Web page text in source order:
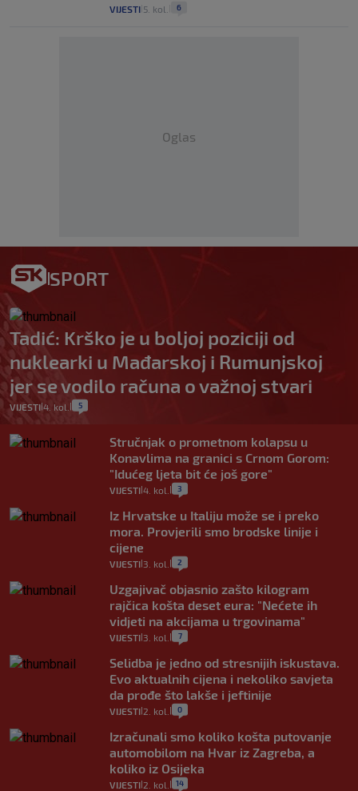
VIJESTI 5. kol. 6
Oglas
SPORT
Tadić: Krško je u boljoj poziciji od
nuklearki u Mađarskoj i Rumunjskoj
jer se vodilo računa o važnoj stvari
VIJESTI|4. kol. 5
Stručnjak o prometnom kolapsu u
Konavlima na granici s Crnom Gorom:
"Idućeg ljeta bit će još gore"
VIJESTI 4. kol. 3
Iz Hrvatske u Italiju može se i preko
mora. Provjerili smo brodske linije i
cijene
VIJESTI 3. kol. 2
Uzgajivač objasnio zašto kilogram
rajčica košta deset eura: "Nećete ih
vidjeti na akcijama u trgovinama"
VIJESTI 3. kol. 7
Selidba je jedno od stresnijih iskustava.
Evo aktualnih cijena i nekoliko savjeta
da prođe što lakše i jeftinije
VIJESTI 2. kol. 0
Izračunali smo koliko košta putovanje
automobilom na Hvar iz Zagreba, a
koliko iz Osijeka
VIJESTI 2. kol. 14